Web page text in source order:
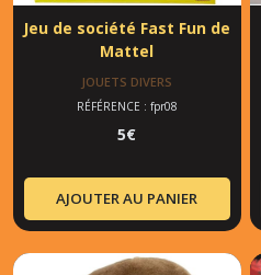
Jeu de société Fast Fun de
Mattel
JOUETS DIVERS
RÉFÉRENCE : fpr08
5€
AJOUTER AU PANIER